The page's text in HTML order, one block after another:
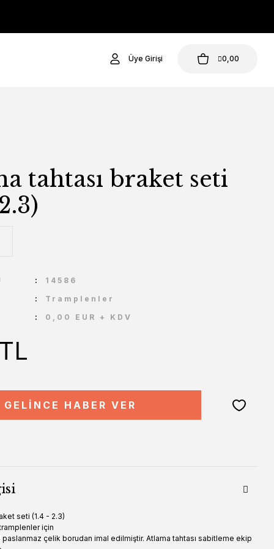
Üye Girişi 0,00
tahtası braket seti
14586
Tramplenler
0,00 EUR + KDV
GELİNCE HABER VER
seti (1.4 - 2.3)
için
paslanmaz çelik borudan imal edilmiştir. Atlama tahtası sabitleme ekip